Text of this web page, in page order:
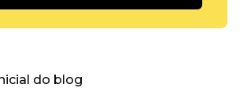
do blog